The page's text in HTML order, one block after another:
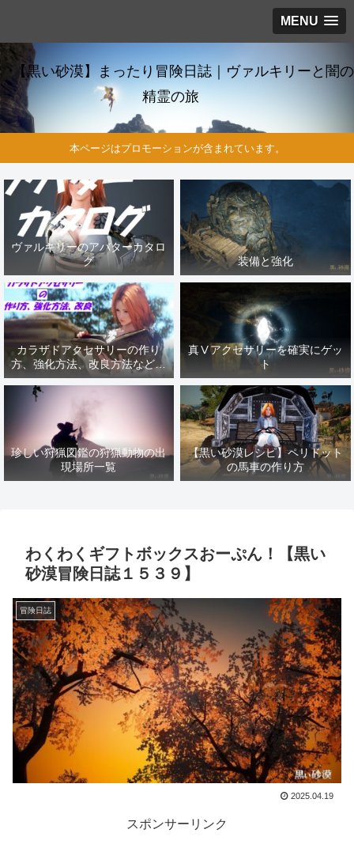
MENU
【黒い砂漠】まったり冒険日誌｜ヴァルキリーと闇の
精霊の旅
本ページはプロモーションが含まれています。
ヴァルキリーのアバターカタロ
グ
装備と強化
カラザドアクセサリーの作り
方、強化方法、改良方法などま
とめ【黒い砂漠冒険日誌１４１
真Ⅴアクセサリーを確実にゲッ
ト
珍しい狩猟図鑑の狩猟動物の出
現場所一覧
【黒い砂漠レシピ】ペリドット
の馬車の作り方
わくわくギフトボックスおーぷん！【黒い
砂漠冒険日誌１５３９】
冒険日誌
2025.04.19
スポンサーリンク